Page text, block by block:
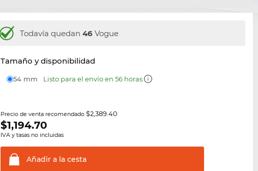
Todavía quedan46 Vogue
Tamaño y disponibilidad
54 mm Listo para el envío en 56 horas
Precio de venta recomendado$2,389.40
$1,194.70
IVA y tasas no incluidas
Añadir a la cesta